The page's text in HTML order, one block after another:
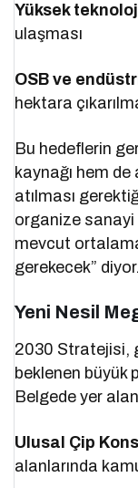
Yüksek
ulaşması
OSB ve
hektara
Bu hedeflerin
kaynağı hem
atılması
organize sanayi
mevcut
gerekecek” diyor.
Yeni Nesil
2030 Stratejisi,
beklenen büyük
Belgede yer
Ulusal Çip
alanlarında